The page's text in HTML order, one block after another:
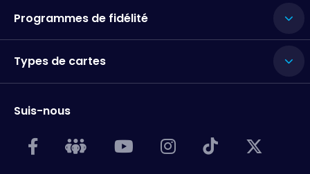
Programmes de fidélité
Types de cartes
Suis-nous